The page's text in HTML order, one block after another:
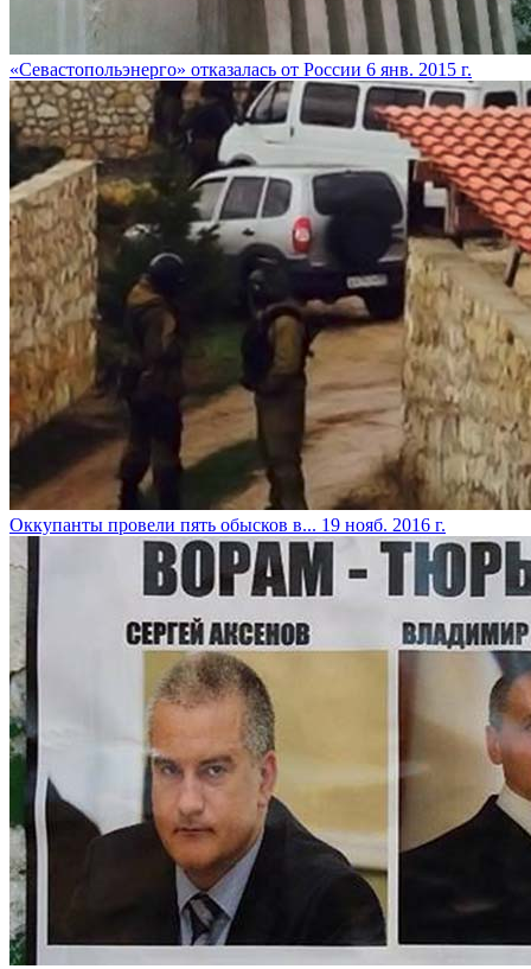
«Севастопольэнерго» отказалась от России 6 янв. 2015 г.
​Оккупанты провели пять обысков в... 19 нояб. 2016 г.